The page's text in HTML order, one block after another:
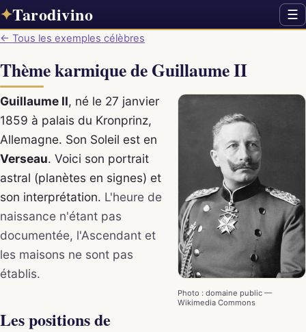
✦Tarodivino ☰
← Tous les exemples célèbres
Thème karmique de Guillaume II
Photo : domaine public —
Wikimedia Commons
Guillaume II, né le 27 janvier
1859 à palais du Kronprinz,
Allemagne. Son Soleil est en
Verseau. Voici son portrait
astral (planètes en signes) et
son interprétation. L'heure de
naissance n'étant pas
documentée, l'Ascendant et
les maisons ne sont pas
établis.
Les positions de